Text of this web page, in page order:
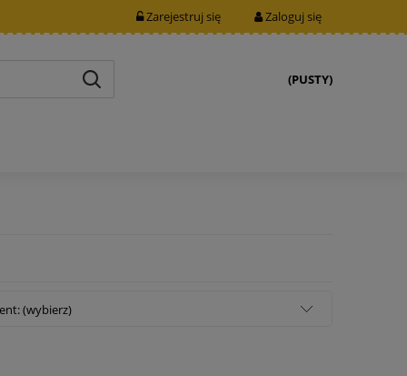
Zarejestruj się Zaloguj się
(PUSTY)
(wybierz)